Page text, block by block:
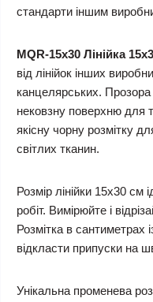
стандарти іншим
MQR-15х30 Лінійка
від лінійок інших
канцелярських.
нековзну поверхню для
якісну чорну розмітку
світлих тканин.
Розмір лінійки 15х30 см
робіт. Вимірюйте і
Розмітка в сантиметрах
відкласти припуски на
Унікальна променева